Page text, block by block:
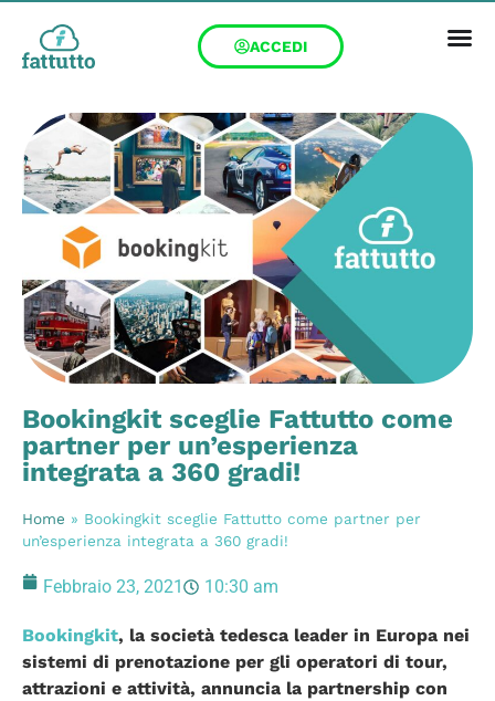
ACCEDI
Bookingkit sceglie Fattutto come
partner per un’esperienza
integrata a 360 gradi!
Home » Bookingkit sceglie Fattutto come partner per
un’esperienza integrata a 360 gradi!
Febbraio 23, 2021 10:30 am
Bookingkit, la società tedesca leader in Europa nei
sistemi di prenotazione per gli operatori di tour,
attrazioni e attività, annuncia la partnership con